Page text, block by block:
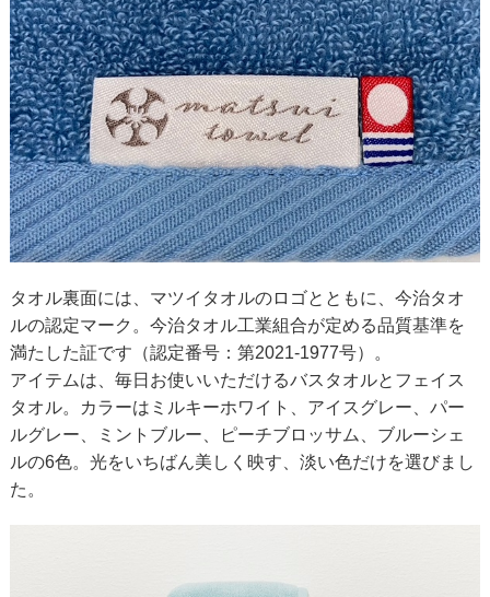
タオル裏面には、マツイタオルのロゴとともに、今治タオ
ルの認定マーク。今治タオル工業組合が定める品質基準を
満たした証です（認定番号：第2021-1977号）。
アイテムは、毎日お使いいただけるバスタオルとフェイス
タオル。カラーはミルキーホワイト、アイスグレー、パー
ルグレー、ミントブルー、ピーチブロッサム、ブルーシェ
ルの6色。光をいちばん美しく映す、淡い色だけを選びまし
た。